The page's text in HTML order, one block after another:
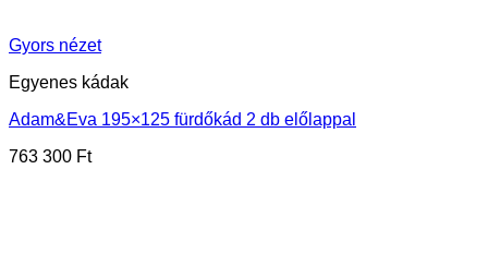
Gyors nézet
Egyenes kádak
Adam&Eva 195×125 fürdőkád 2 db előlappal
763 300 Ft